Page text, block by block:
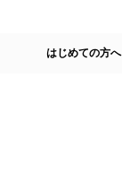
はじめての方へ